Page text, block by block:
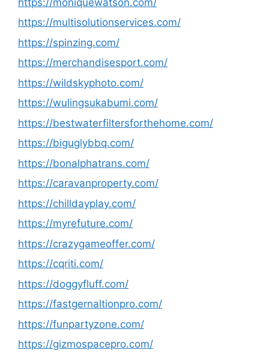
https://multisolutionservices.com/
https://spinzing.com/
https://merchandisesport.com/
https://wildskyphoto.com/
https://wulingsukabumi.com/
https://bestwaterfiltersforthehome.com/
https://biguglybbq.com/
https://bonalphatrans.com/
https://caravanproperty.com/
https://chilldayplay.com/
https://myrefuture.com/
https://crazygameoffer.com/
https://cqriti.com/
https://doggyfluff.com/
https://fastgernaltionpro.com/
https://funpartyzone.com/
https://gizmospacepro.com/